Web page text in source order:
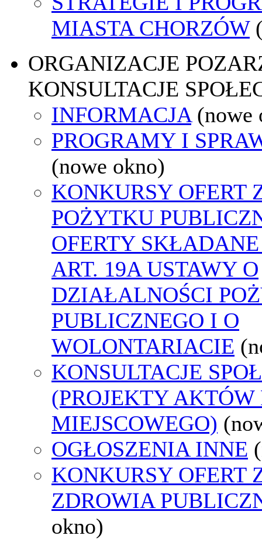
MIASTA CHORZÓW
ORGANIZACJE
KONSULTACJE
INFORMACJA (nowe
PROGRAMY I
(nowe okno)
KONKURSY OFERT
POŻYTKU
OFERTY
ART. 19A USTAWY O
DZIAŁALNOŚCI
PUBLICZNEGO I O
WOLONTARIACIE
KONSULTACJE
(PROJEKTY AKTÓW
MIEJSCOWEGO)
OGŁOSZENIA INNE
KONKURSY OFERT
ZDROWIA
okno)